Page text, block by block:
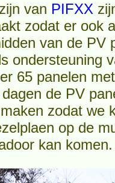
van PIFXX
zodat er ook
van de PV
ondersteuning
65 panelen
de PV
zodat we
op de
kan komen.